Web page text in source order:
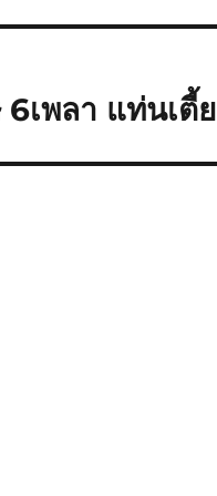
เพลา แท่นเตี้ย